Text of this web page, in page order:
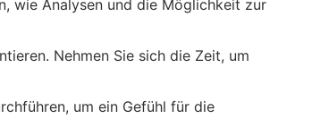
wie Analysen und die Möglichkeit zur
Nehmen Sie sich die Zeit, um
um ein Gefühl für die